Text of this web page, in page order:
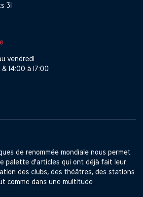
31
vendredi
14:00 à 17:00
de renommée mondiale nous permet
palette d'articles qui ont déjà fait leur
des clubs, des théâtres, des stations
comme dans une multitude